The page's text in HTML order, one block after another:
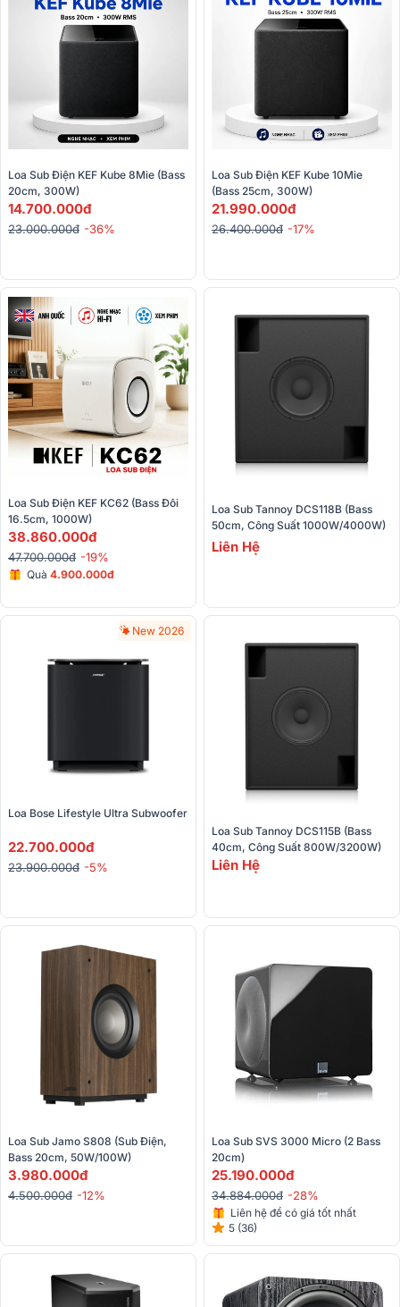
Loa Sub Điện KEF Kube 8Mie (Bass
20cm, 300W)
14.700.000đ
23.000.000đ -36%
Loa Sub Điện KEF Kube 10Mie
(Bass 25cm, 300W)
21.990.000đ
26.400.000đ -17%
Loa Sub Điện KEF KC62 (Bass Đôi
16.5cm, 1000W)
38.860.000đ
47.700.000đ -19%
Quà 4.900.000đ
Loa Sub Tannoy DCS118B (Bass
50cm, Công Suất 1000W/4000W)
Liên Hệ
New 2026
Loa Bose Lifestyle Ultra Subwoofer
22.700.000đ
23.900.000đ -5%
Loa Sub Tannoy DCS115B (Bass
40cm, Công Suất 800W/3200W)
Liên Hệ
Loa Sub Jamo S808 (Sub Điện,
Bass 20cm, 50W/100W)
3.980.000đ
4.500.000đ -12%
Loa Sub SVS 3000 Micro (2 Bass
20cm)
25.190.000đ
34.884.000đ -28%
Liên hệ để có giá tốt nhất
5 (36)